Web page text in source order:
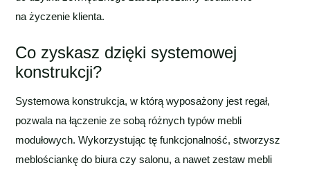
na życzenie klienta.
Co zyskasz dzięki systemowej
konstrukcji?
Systemowa konstrukcja, w którą wyposażony jest regał,
pozwala na łączenie ze sobą różnych typów mebli
modułowych. Wykorzystując tę funkcjonalność, stworzysz
meblościankę do biura czy salonu, a nawet zestaw mebli